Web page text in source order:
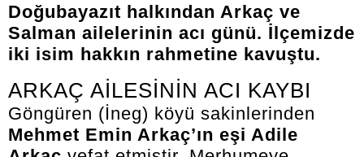
Doğubayazıt halkından Arkaç ve
Salman ailelerinin acı günü. İlçemizde
iki isim hakkın rahmetine kavuştu.
ARKAÇ AİLESİNİN ACI KAYBI
Göngüren (İneg) köyü sakinlerinden
Mehmet Emin Arkaç’ın eşi Adile